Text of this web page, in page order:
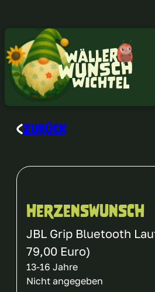
Zurück
Herzenswunsch
JBL Grip Bluetooth
79,00 Euro)
13-16 Jahre
Nicht angegeben